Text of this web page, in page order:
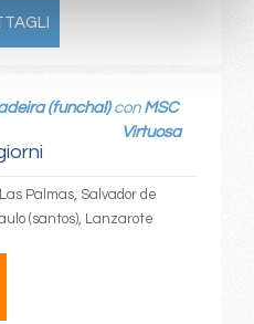
(funchal)con MSC
Virtuosa
Palmas, Salvador de
(santos), Lanzarote